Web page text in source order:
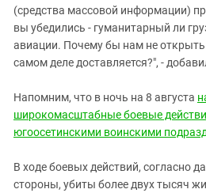
(средства массовой информации)
вы убедились - гуманитарный ли
авиации. Почему бы нам не открыть
самом деле доставляется?", -
Напомним, что в ночь на 8 августа
широкомасштабные боевые
югоосетинскими воинскими
В ходе боевых действий, согласно
стороны, убиты более двух тысяч